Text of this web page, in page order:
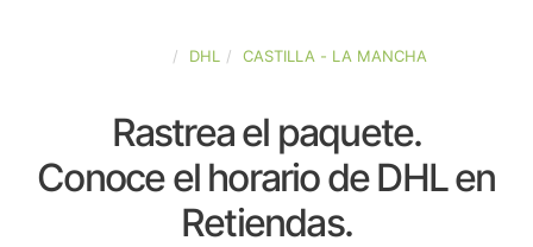
DHL CASTILLA - LA MANCHA
Rastrea el paquete.
Conoce el horario de DHL en
Retiendas.